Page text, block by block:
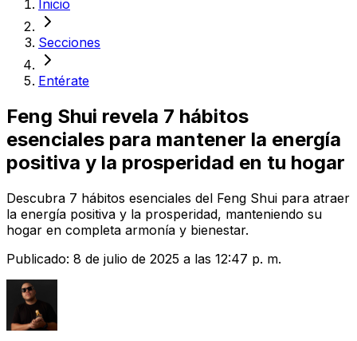
Inicio
Secciones
Entérate
Feng Shui revela 7 hábitos
esenciales para mantener la energía
positiva y la prosperidad en tu hogar
Descubra 7 hábitos esenciales del Feng Shui para atraer
la energía positiva y la prosperidad, manteniendo su
hogar en completa armonía y bienestar.
Publicado: 8 de julio de 2025 a las 12:47 p. m.